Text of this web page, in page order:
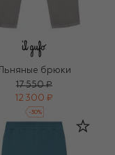
брюки
17 550 ₽
12 300 ₽
-30%